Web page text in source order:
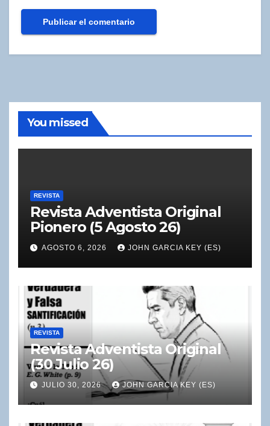
You missed
REVISTA
Revista Adventista Original
Pionero (5 Agosto 26)
AGOSTO 6, 2026 JOHN GARCIA KEY (ES)
REVISTA
Revista Adventista Original
(30 Julio 26)
JULIO 30, 2026 JOHN GARCIA KEY (ES)